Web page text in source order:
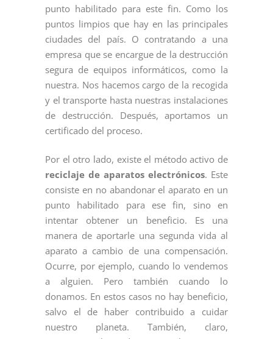
punto habilitado para este fin. Como los
puntos limpios que hay en las principales
ciudades del país. O contratando a una
empresa que se encargue de la destrucción
segura de equipos informáticos, como la
nuestra. Nos hacemos cargo de la recogida
y el transporte hasta nuestras instalaciones
de destrucción. Después, aportamos un
certificado del proceso.
Por el otro lado, existe el método activo de
reciclaje de aparatos electrónicos. Este
consiste en no abandonar el aparato en un
punto habilitado para ese fin, sino en
intentar obtener un beneficio. Es una
manera de aportarle una segunda vida al
aparato a cambio de una compensación.
Ocurre, por ejemplo, cuando lo vendemos
a alguien. Pero también cuando lo
donamos. En estos casos no hay beneficio,
salvo el de haber contribuido a cuidar
nuestro planeta. También, claro,